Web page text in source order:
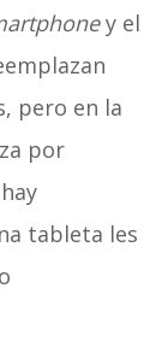
y el
pero en la
por
tableta les